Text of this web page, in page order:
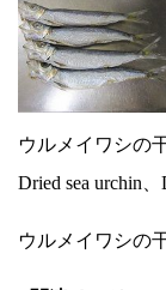
ウルメイワシの
Dried sea urchin
ウルメイワシの